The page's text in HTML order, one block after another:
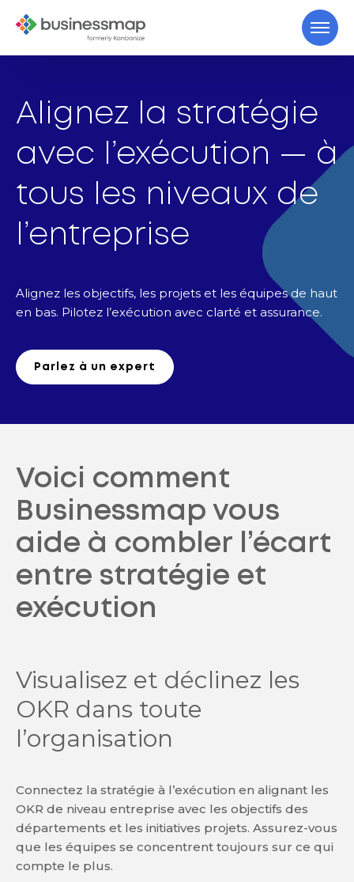
Alignez la stratégie
avec l’exécution — à
tous les niveaux de
l’entreprise
Alignez les objectifs, les projets et les équipes de haut
en bas. Pilotez l’exécution avec clarté et assurance.
Parlez à un expert
Voici comment
Businessmap vous
aide à combler l’écart
entre stratégie et
exécution
Visualisez et déclinez les
OKR dans toute
l’organisation
Connectez la stratégie à l’exécution en alignant les
OKR de niveau entreprise avec les objectifs des
départements et les initiatives projets. Assurez-vous
que les équipes se concentrent toujours sur ce qui
compte le plus.